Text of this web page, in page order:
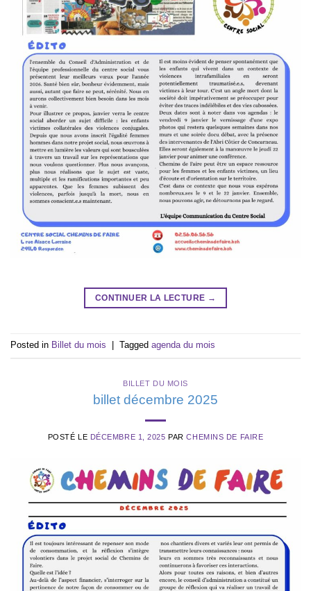
CONTINUER LA LECTURE →
Posted in Billet du mois Tagged agenda du mois
BILLET DU MOIS
billet décembre 2025
POSTÉ LE DÉCEMBRE 1, 2025 PARCHEMINS DE FAIRE